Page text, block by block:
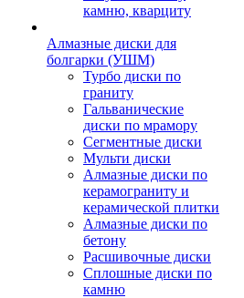
камню, кварциту
Алмазные диски для
болгарки (УШМ)
Турбо диски по
граниту
Гальванические
диски по мрамору
Сегментные диски
Мульти диски
Алмазные диски по
керамограниту и
керамической плитки
Алмазные диски по
бетону
Расшивочные диски
Сплошные диски по
камню